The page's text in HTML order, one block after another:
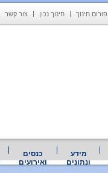
פורום חינוך חינוך נכון צור קשר
מידע
ונתונים
כנסים
ואירועים